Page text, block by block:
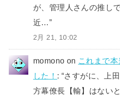
が、管理人さんの推し
近…”
2月 21, 10:02
momono on これまで
した！ : “さすがに、上
方幕僚長【輸】はない